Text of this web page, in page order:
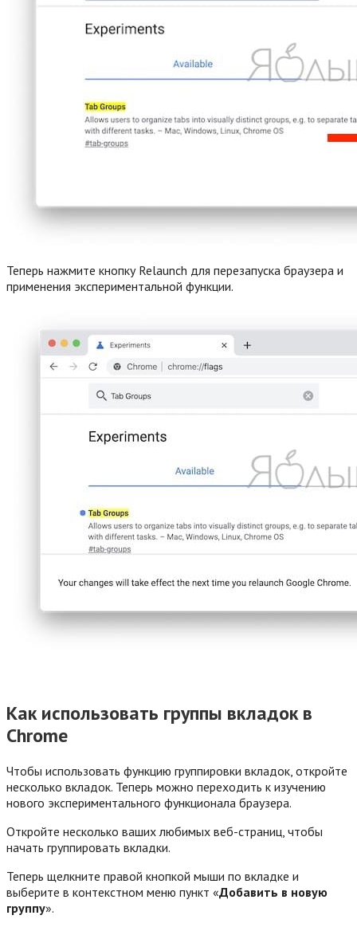
Теперь нажмите кнопку Relaunch для перезапуска браузера и
применения экспериментальной функции.
Как использовать группы вкладок в
Chrome
Чтобы использовать функцию группировки вкладок, откройте
несколько вкладок. Теперь можно переходить к изучению
нового экспериментального функционала браузера.
Откройте несколько ваших любимых веб-страниц, чтобы
начать группировать вкладки.
Теперь щелкните правой кнопкой мыши по вкладке и
выберите в контекстном меню пункт «Добавить в новую
группу».